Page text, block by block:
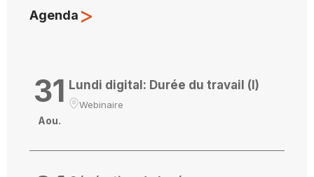
Agenda >
31
Aou.
Lundi digital: Durée du travail (I)
Webinaire